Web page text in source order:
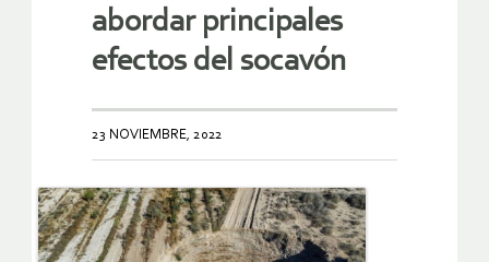
abordar principales
efectos del socavón
23 NOVIEMBRE, 2022